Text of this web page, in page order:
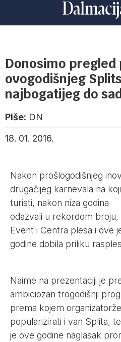
Donosimo
ovogodišnjeg
najbogatijeg do
Piše: DN
18. 01. 2016.
Nakon prošlogodišnjeg
drugačijeg karnevala na
turisti, nakon niza godina
odazvali u rekordom
Event i Centra plesa i ove
godine dobila priliku
Naime na prezentaciji je
ambiciozan trogodišnji
prema kojem
popularizirati i van Splita, te
je ove godine naglasak